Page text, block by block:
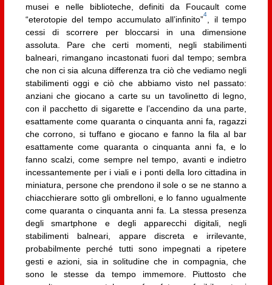
musei e nelle biblioteche, definiti da Foucault come
“eterotopie del tempo accumulato all’infinito”
4
, il tempo
cessi di scorrere per bloccarsi in una dimensione
assoluta. Pare che certi momenti, negli stabilimenti
balneari, rimangano incastonati fuori dal tempo; sembra
che non ci sia alcuna differenza tra ciò che vediamo negli
stabilimenti oggi e ciò che abbiamo visto nel passato:
anziani che giocano a carte su un tavolinetto di legno,
con il pacchetto di sigarette e l’accendino da una parte,
esattamente come quaranta o cinquanta anni fa, ragazzi
che corrono, si tuffano e giocano e fanno la fila al bar
esattamente come quaranta o cinquanta anni fa, e lo
fanno scalzi, come sempre nel tempo, avanti e indietro
incessantemente per i viali e i ponti della loro cittadina in
miniatura, persone che prendono il sole o se ne stanno a
chiacchierare sotto gli ombrelloni, e lo fanno ugualmente
come quaranta o cinquanta anni fa. La stessa presenza
degli smartphone e degli apparecchi digitali, negli
stabilimenti balneari, appare discreta e irrilevante,
probabilmente perché tutti sono impegnati a ripetere
gesti e azioni, sia in solitudine che in compagnia, che
sono le stesse da tempo immemore. Piuttosto che